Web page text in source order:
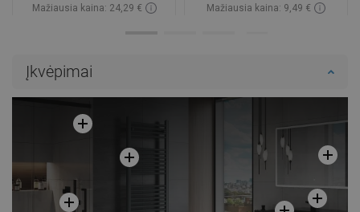
Mažiausia kaina: 24,29 €
Mažiausia kaina: 9,49 €
Įkvėpimai